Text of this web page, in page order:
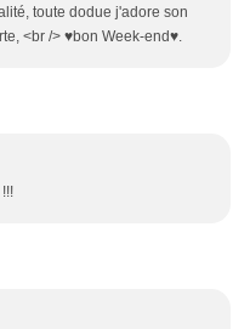
toute dodue j'adore son
<br /> ♥bon Week-end♥.